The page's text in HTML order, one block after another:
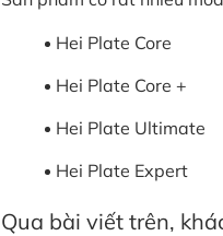
Hei Plate Core
Hei Plate Core +
Hei Plate Ultimate
Hei Plate Expert
Qua bài viết trên,